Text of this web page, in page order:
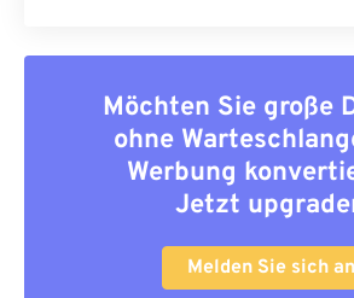
Möchten Sie große
ohne
Werbung
Jetzt
Melden Sie sich an